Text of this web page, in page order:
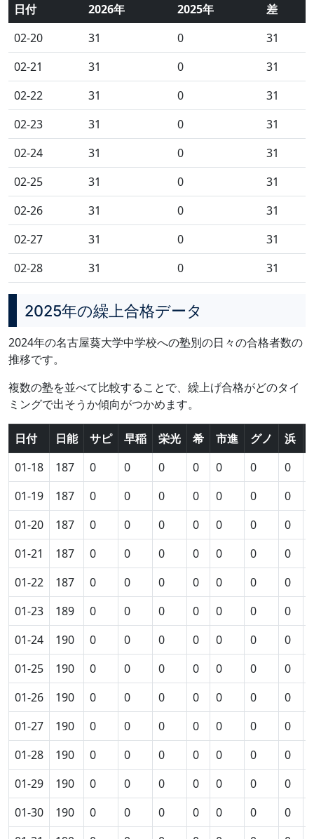
日付 2026年 2025年
差
02-20
31 0
31
02-21
31 0
31
02-22
31 0
31
02-23
31 0
31
02-24
31 0
31
02-25
31 0
31
02-26
31 0
31
02-27
31 0
31
02-28
31 0 31
2025年の繰上合格データ
2024年の名古屋葵大学中学校への塾別の日々の合格者数の
推移です。
複数の塾を並べて比較することで、繰上げ合格がどのタイ
ミングで出そうか傾向がつかめます。
日付 日能 サピ 早稲 栄光 希 市進 グノ 浜
01-18
187 0 0 0 0 0 0 0
01-19
187 0 0 0 0 0 0 0
01-20
187 0 0 0 0 0 0 0
01-21
187 0 0 0 0 0 0 0
01-22
187 0 0 0 0 0 0 0
01-23
189 0 0 0 0 0 0 0
01-24
190 0 0 0 0 0 0 0
01-25
190 0 0 0 0 0 0 0
01-26
190 0 0 0 0 0 0 0
01-27
190 0 0 0 0 0 0 0
01-28
190 0 0 0 0 0 0 0
01-29
190 0 0 0 0 0 0 0
01-30
190 0 0 0 0 0 0 0